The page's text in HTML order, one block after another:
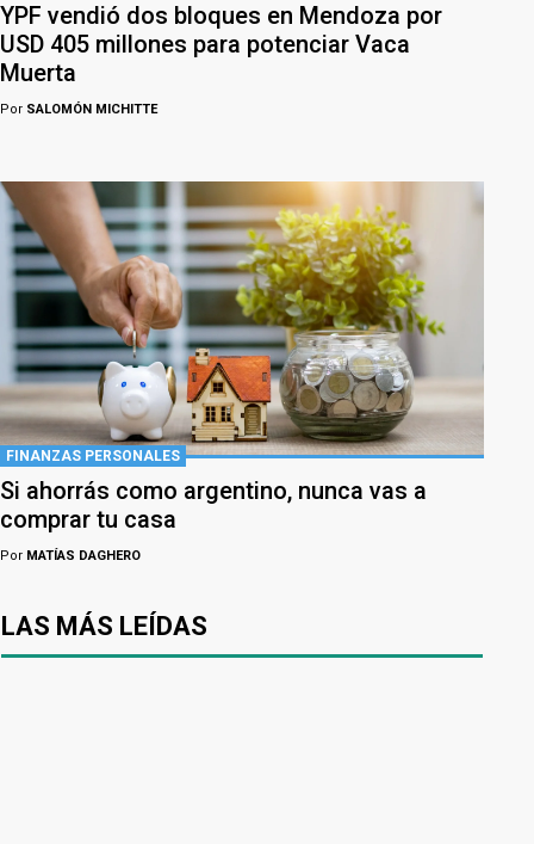
YPF vendió dos bloques en Mendoza por
USD 405 millones para potenciar Vaca
Muerta
Por SALOMÓN MICHITTE
FINANZAS PERSONALES
Si ahorrás como argentino, nunca vas a
comprar tu casa
Por MATÍAS DAGHERO
LAS MÁS LEÍDAS